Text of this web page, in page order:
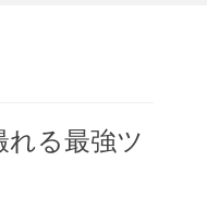
る最強ツ